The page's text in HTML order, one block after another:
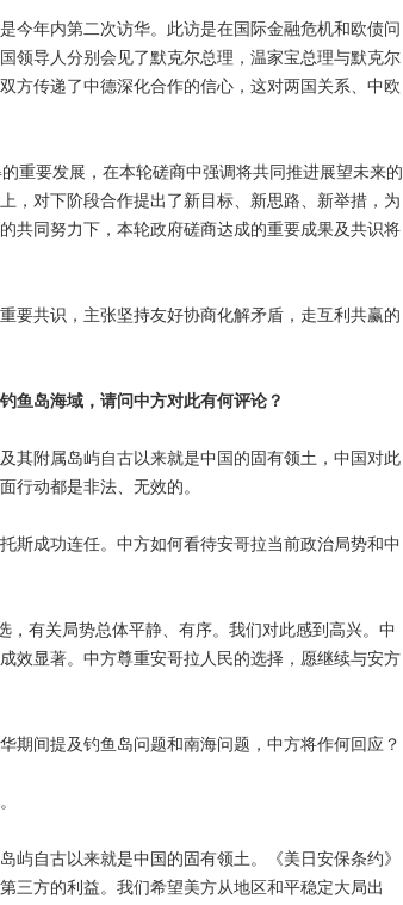
年内第二次访华。此访是在国际金融危机和欧债问
领导人分别会见了默克尔总理，温家宝总理与默克尔
方传递了中德深化合作的信心，这对两国关系、中欧
要发展，在本轮磋商中强调将共同推进展望未来的
，对下阶段合作提出了新目标、新思路、新举措，为
共同努力下，本轮政府磋商达成的重要成果及共识将
共识，主张坚持友好协商化解矛盾，走互利共赢的
鱼岛海域，请问中方对此有何评论？
附属岛屿自古以来就是中国的固有领土，中国对此
行动都是非法、无效的。
成功连任。中方如何看待安哥拉当前政治局势和中
有关局势总体平静、有序。我们对此感到高兴。中
效显著。中方尊重安哥拉人民的选择，愿继续与安方
间提及钓鱼岛问题和南海问题，中方将作何回应？
自古以来就是中国的固有领土。《美日安保条约》
三方的利益。我们希望美方从地区和平稳定大局出